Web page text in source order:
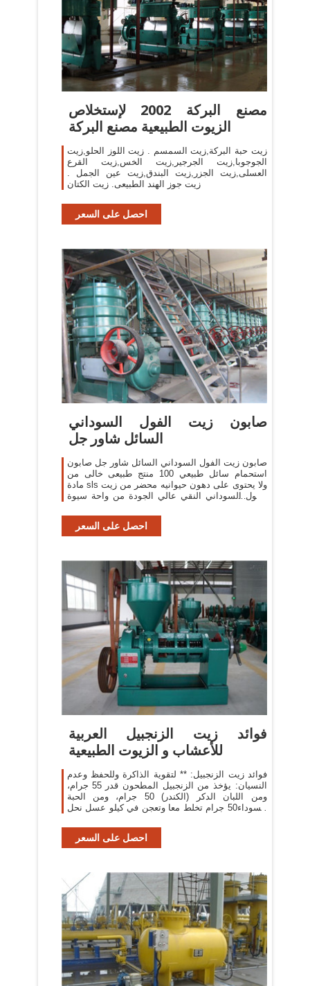
مصنع البركة 2002 لإستخلاص
الزيوت الطبيعية مصنع البركة
زيت حبة البركة,زيت السمسم . زيت اللوز الحلو,زيت
الجوجوبا,زيت الجرجير,زيت الخس,زيت القرع
العسلى,زيت الجزر,زيت البندق,زيت عين الجمل .
زيت جوز الهند الطبيعى. زيت الكتان
احصل على السعر
صابون زيت الفول السوداني
السائل شاور جل
صابون زيت الفول السوداني السائل شاور جل صابون
استحمام سائل طبيعي 100 منتج طبيعى خالى من
مادة sls ولا يحتوى على دهون حيوانيه محضر من زيت
الفول السوداني النقي عالي الجودة من واحة سيوة
السمسم
احصل على السعر
‫فوائد زيت الزنجبيل العربية
للأعشاب و الزيوت الطبيعية
فوائد زيت الزنجبيل: ** لتقوية الذاكرة وللحفظ وعدم
النسيان: يؤخذ من الزنجبيل المطحون قدر 55 جرام،
ومن اللبان الدكر (الكندر) 50 جرام، ومن الحبة
السوداء50 جرام تخلط معا وتعجن في كيلو عسل نحل
احصل على السعر